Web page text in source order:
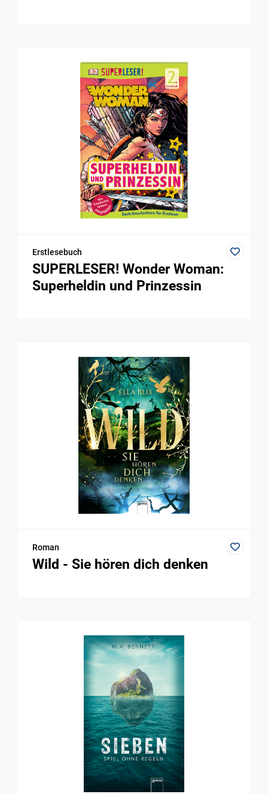
Erstlesebuch
SUPERLESER! Wonder Woman:
Superheldin und Prinzessin
Roman
Wild - Sie hören dich denken